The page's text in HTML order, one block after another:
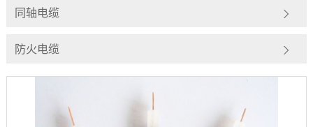
同轴电缆
防火电缆